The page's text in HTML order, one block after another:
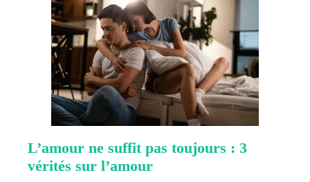
L’amour ne suffit pas toujours : 3
vérités sur l’amour